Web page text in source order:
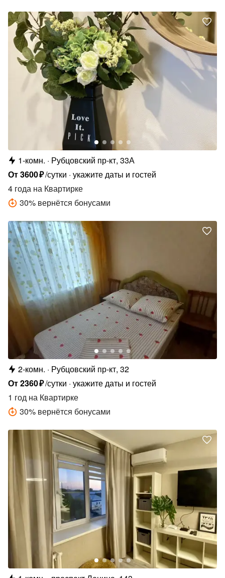
1-комн.
Рубцовский пр-кт, 33А
От3600₽/сутки укажите даты и гостей
4 года на Квартирке
30% вернётся бонусами
2-комн.
Рубцовский пр-кт, 32
От2360₽/сутки укажите даты и гостей
1 год на Квартирке
30% вернётся бонусами